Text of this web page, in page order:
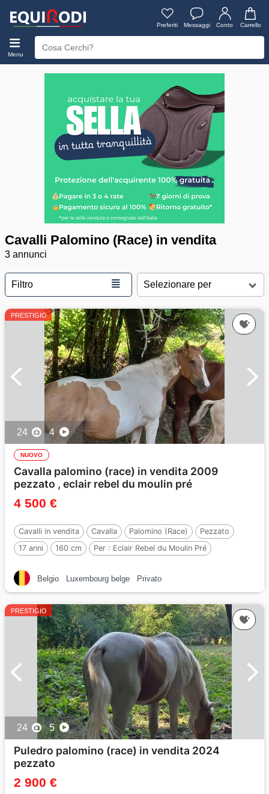
Preferiti Messaggi Conto Carrello
Menu
Cavalli Palomino (Race) in vendita
3 annunci
Filtro ≣
PRESTIGIO
24 4
NUOVO
Cavalla palomino (race) in vendita 2009
pezzato , eclair rebel du moulin pré
4 500 €
Cavalli in vendita Cavalla Palomino (Race)
Pezzato
17 anni
160 cm Per : Eclair Rebel du Moulin Pré
Belgio Luxembourg belge Privato
PRESTIGIO
24 5
Puledro palomino (race) in vendita 2024
pezzato
2 900 €